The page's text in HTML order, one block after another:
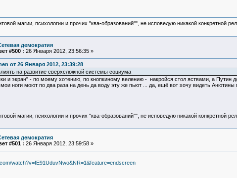
магии, психологии и прочих "ква-образований"", не исповедую никакой конкретной
демократия
#500 : 26 Января 2012, 23:56:35 »
от 26 Января 2012, 23:39:28
на развитие сверхсложной системы социума
и экран" - по моему хотению, по кнопкиному велению - накройся стол яствами, а Путин
ноги моют по два раза на день да воду эту же пьют ... да, ещё вот хочу видеть Анютины
магии, психологии и прочих "ква-образований"", не исповедую никакой конкретной
демократия
#501 : 26 Января 2012, 23:59:58 »
watch?v=fE91UduvNwo&NR=1&feature=endscreen